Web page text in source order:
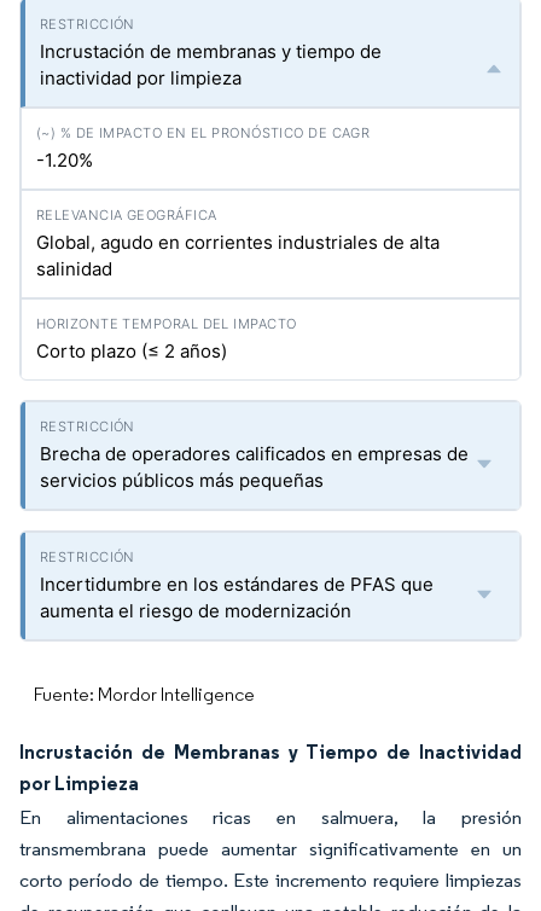
Incrustación de membranas y tiempo de
inactividad por limpieza
-1.20%
Global, agudo en corrientes industriales de alta
salinidad
Corto plazo (≤ 2 años)
Brecha de operadores calificados en empresas de
servicios públicos más pequeñas
Incertidumbre en los estándares de PFAS que
aumenta el riesgo de modernización
Fuente: Mordor Intelligence
Incrustación de Membranas y Tiempo de Inactividad
por Limpieza
En alimentaciones ricas en salmuera, la presión
transmembrana puede aumentar significativamente en un
corto período de tiempo. Este incremento requiere limpiezas